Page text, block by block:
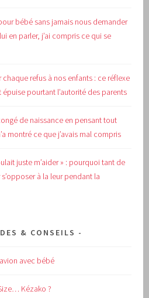
bébé sans jamais nous demander
en parler, j’ai compris ce qui se
refus à nos enfants : ce réflexe
pourtant l’autorité des parents
de naissance en pensant tout
montré ce que j’avais mal compris
juste m’aider » : pourquoi tant de
à la leur pendant la
& CONSEILS
avec bébé
Kézako ?